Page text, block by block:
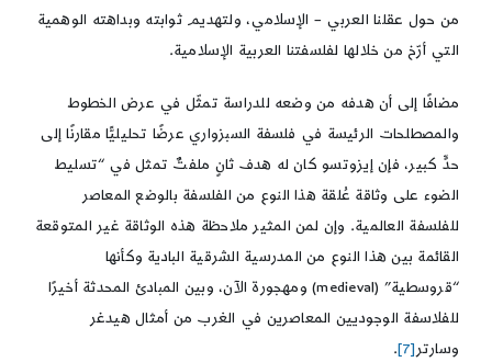
من حول عقلنا العربي – الإسلامي، ولتهديم ثوابته وبداهته الوهمية
التي أرّخ من خلالها لفلسفتنا العربية الإسلامية.
مضافًا إلى أن هدفه من وضعه للدراسة تمثّل في عرض الخطوط
والمصطلحات الرئيسة في فلسفة السبزواري عرضًا تحليليًّا مقارنًا إلى
حدٍّ كبير، فإن إيزوتسو كان له هدف ثانٍ ملفتٌ تمثل في “تسليط
الضوء على وثاقة عُلقة هذا النوع من الفلسفة بالوضع المعاصر
للفلسفة العالمية. وإن لمن المثير ملاحظة هذه الوثاقة غير المتوقعة
القائمة بين هذا النوع من المدرسية الشرقية البادية وكأنها
“قروسطية” (medieval) ومهجورة الآن، وبين المبادئ المحدثة أخيرًا
للفلاسفة الوجوديين المعاصرين في الغرب من أمثال هيدغر
وسارتر [7]
.